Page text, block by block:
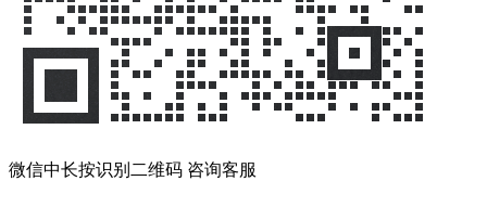
微信中长按识别二维码 咨询客服